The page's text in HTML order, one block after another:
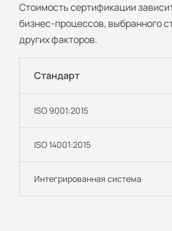
Стоимость сертификации
бизнес-процессов, выбранного
других факторов.
Стандарт
ISO 9001:2015
ISO 14001:2015
Интегрированная система